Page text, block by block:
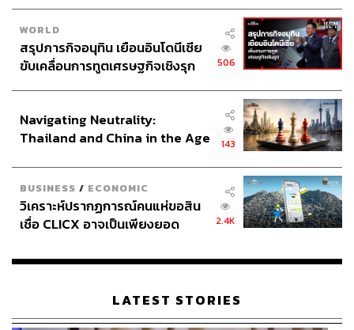
WORLD
สรุปภารกิจอนุทิน เยือนอินโดนีเซีย
ขับเคลื่อนการทูตเศรษฐกิจเชิงรุก
506
Navigating Neutrality:
Thailand and China in the Age
143
BUSINESS / ECONOMIC
วิเคราะห์ปรากฏการณ์คนแห่ขอสิน
เชื่อ CLICX อาจเป็นเพียงยอด
เรือนไทยที่ถูกซุกไว้
2.4K
LATEST STORIES